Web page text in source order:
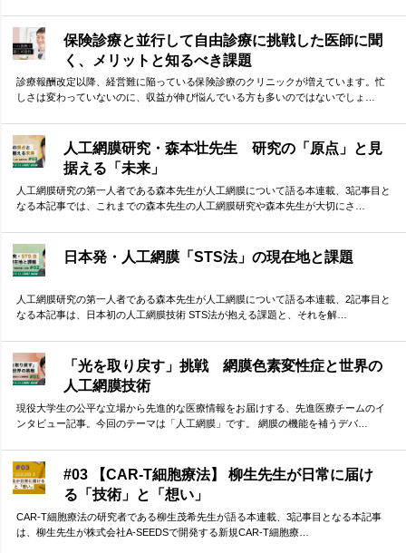
保険診療と並行して自由診療に挑戦した医師に聞
く、メリットと知るべき課題
診療報酬改定以降、経営難に陥っている保険診療のクリニックが増えています。忙
しさは変わっていないのに、収益が伸び悩んでいる方も多いのではないでしょ…
人工網膜研究・森本壮先生 研究の「原点」と見
据える「未来」
人工網膜研究の第一人者である森本先生が人工網膜について語る本連載、3記事目と
なる本記事では、これまでの森本先生の人工網膜研究や森本先生が大切にさ…
日本発・人工網膜「STS法」の現在地と課題
人工網膜研究の第一人者である森本先生が人工網膜について語る本連載、2記事目と
なる本記事は、日本初の人工網膜技術 STS法が抱える課題と、それを解…
「光を取り戻す」挑戦 網膜色素変性症と世界の
人工網膜技術
現役大学生の公平な立場から先進的な医療情報をお届けする、先進医療チームのイ
ンタビュー記事。今回のテーマは「人工網膜」です。 網膜の機能を補うデバ…
#03 【CAR-T細胞療法】 柳生先生が日常に届け
る「技術」と「想い」
CAR-T細胞療法の研究者である柳生茂希先生が語る本連載、3記事目となる本記事
は、柳生先生が株式会社A-SEEDSで開発する新規CAR-T細胞療…